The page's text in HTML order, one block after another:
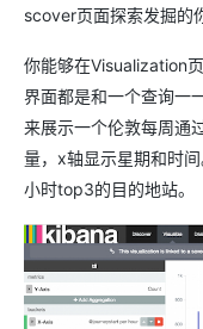
scover页面探索发掘的
你能够在Visualization
界面都是和一个查询一
来展示一个伦敦每周通
量，x轴显示星期和时
小时top3的目的地站。